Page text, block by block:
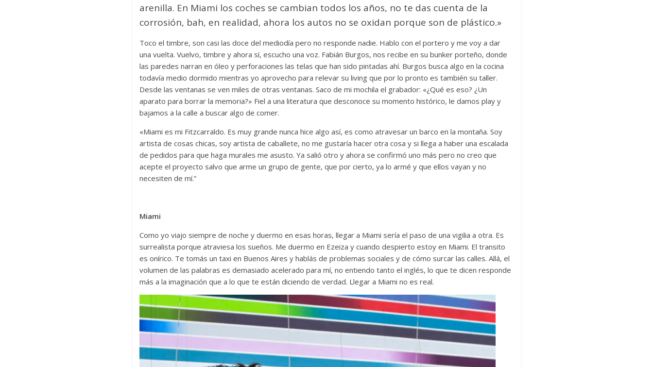
arenilla. En Miami los coches se cambian todos los años, no te das cuenta de la
corrosión, bah, en realidad, ahora los autos no se oxidan porque son de plástico.»
Toco el timbre, son casi las doce del mediodía pero no responde nadie. Hablo con el portero y me voy a dar
una vuelta. Vuelvo, timbre y ahora sí, escucho una voz. Fabián Burgos, nos recibe en su bunker porteño, donde
las paredes narran en óleo y perforaciones las telas que han sido pintadas ahí. Burgos busca algo en la cocina
todavía medio dormido mientras yo aprovecho para relevar su living que por lo pronto es también su taller.
Desde las ventanas se ven miles de otras ventanas. Saco de mi mochila el grabador: «¿Qué es eso? ¿Un
aparato para borrar la memoria?» Fiel a una literatura que desconoce su momento histórico, le damos play y
bajamos a la calle a buscar algo de comer.
«Miami es mi Fitzcarraldo. Es muy grande nunca hice algo así, es como atravesar un barco en la montaña. Soy
artista de cosas chicas, soy artista de caballete, no me gustaría hacer otra cosa y si llega a haber una escalada
de pedidos para que haga murales me asusto. Ya salió otro y ahora se confirmó uno más pero no creo que
acepte el proyecto salvo que arme un grupo de gente, que por cierto, ya lo armé y que ellos vayan y no
necesiten de mí.”
Miami
Como yo viajo siempre de noche y duermo en esas horas, llegar a Miami sería el paso de una vigilia a otra. Es
surrealista porque atraviesa los sueños. Me duermo en Ezeiza y cuando despierto estoy en Miami. El transito
es onírico. Te tomás un taxi en Buenos Aires y hablás de problemas sociales y de cómo surcar las calles. Allá, el
volumen de las palabras es demasiado acelerado para mí, no entiendo tanto el inglés, lo que te dicen responde
más a la imaginación que a lo que te están diciendo de verdad. Llegar a Miami no es real.